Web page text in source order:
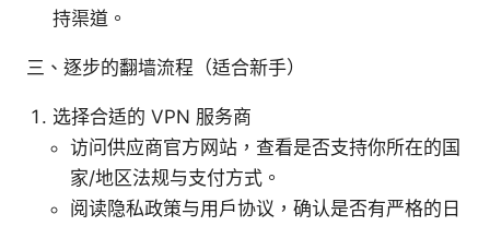
持渠道。
三、逐步的翻墙流程（适合新手）
选择合适的 VPN 服务商
访问供应商官方网站，查看是否支持你所在的国
家/地区法规与支付方式。
阅读隐私政策与用户协议，确认是否有严格的日